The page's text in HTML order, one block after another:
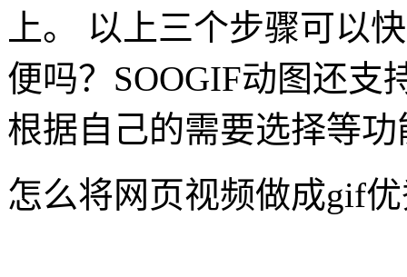
上。 以上三个步骤可以
便吗？SOOGIF动图还
根据自己的需要选择等功
怎么将网页视频做成gif